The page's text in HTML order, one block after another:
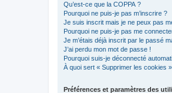
Qu’est-ce que la COPPA ?
Pourquoi ne puis-je pas m’inscrire ?
Je suis inscrit mais je ne peux pas
Pourquoi ne puis-je pas me
Je m’étais déjà inscrit par le passé
J’ai perdu mon mot de passe !
Pourquoi suis-je déconnecté
À quoi sert « Supprimer les cookies
Préférences et paramètres des